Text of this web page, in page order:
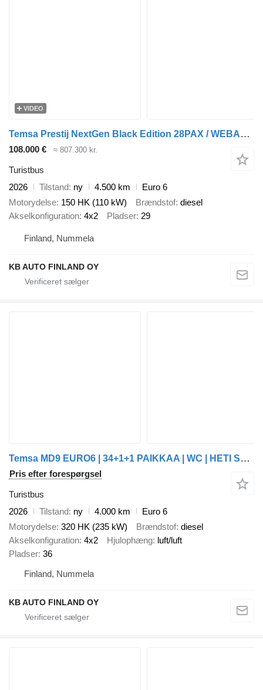
VIDEO
Temsa Prestij NextGen Black Edition 28PAX / WEBASTO / AC / UUSI / MYÖS
108.000 € ≈ 807.300 kr.
Turistbus
2026
Tilstand ny 4.500 km
Euro 6
Motorydelse 150 HK (110 kW) Brændstof diesel
Akselkonfiguration 4x2 Pladser 29
Finland, Nummela
KB AUTO FINLAND OY
Temsa MD9 EURO6 | 34+1+1 PAIKKAA | WC | HETI SAATAVILLA
Pris efter forespørgsel
Turistbus
2026
Tilstand ny 4.000 km
Euro 6
Motorydelse 320 HK (235 kW) Brændstof diesel
Akselkonfiguration 4x2 Hjulophæng luft/luft
Pladser 36
Finland, Nummela
KB AUTO FINLAND OY